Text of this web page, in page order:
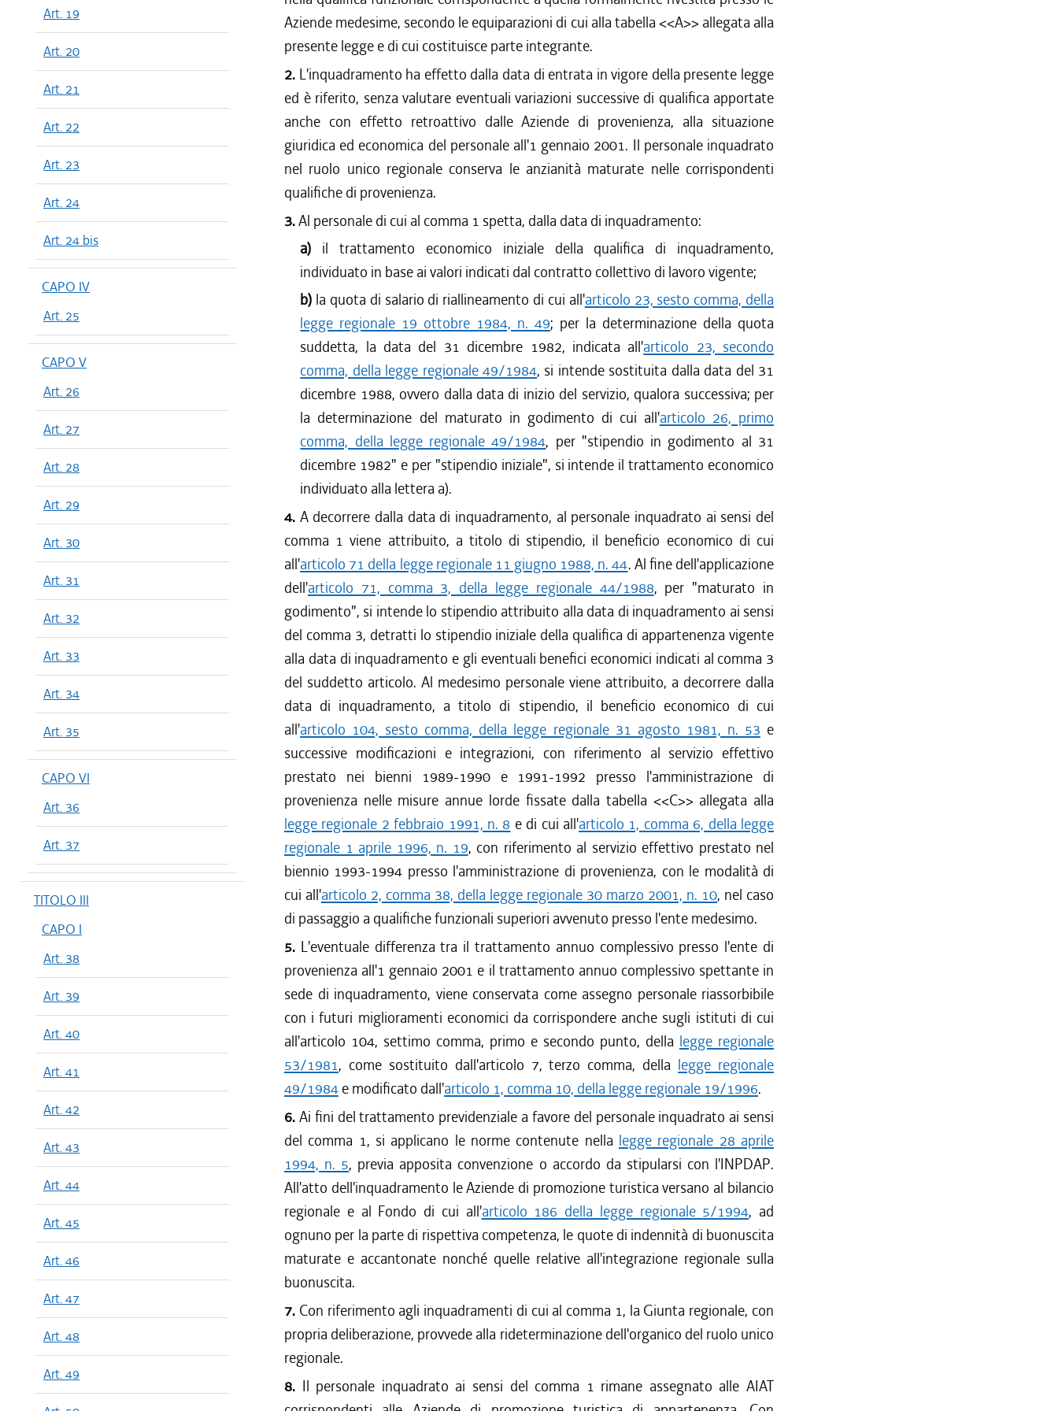
Art. 19
Art. 20
Art. 21
Art. 22
Art. 23
Art. 24
Art. 24 bis
CAPO IV
Art. 25
CAPO V
Art. 26
Art. 27
Art. 28
Art. 29
Art. 30
Art. 31
Art. 32
Art. 33
Art. 34
Art. 35
CAPO VI
Art. 36
Art. 37
TITOLO III
CAPO I
Art. 38
Art. 39
Art. 40
Art. 41
Art. 42
Art. 43
Art. 44
Art. 45
Art. 46
Art. 47
Art. 48
Art. 49
dal 06/08/2009 al 31/12/2009
dal 16/07/2009 al 05/08/2009
dal 11/06/2009 al 15/07/2009
dal 30/04/2009 al 10/06/2009
dal 01/01/2009 al 29/04/2009
dal 13/12/2008 al 31/12/2008
dal 27/11/2008 al 12/12/2008
dal 01/01/2008 al 26/11/2008
dal 03/05/2007 al 31/12/2007
dal 01/01/2006 al 20/12/2006
dal 10/12/2005 al 31/12/2005
dal 06/09/2005 al 09/12/2005
dal 01/01/2005 al 05/09/2005
dal 24/06/2004 al 31/12/2004
dal 27/12/2003 al 23/06/2004
dal 05/05/2003 al 26/12/2003
dal 28/08/2002 al 04/05/2003
dal 31/05/2002 al 27/08/2002
dal 02/02/2002 al 30/05/2002
Aziende medesime, secondo le equiparazioni di cui alla tabella <<A>> allegata alla
presente legge e di cui costituisce parte integrante.
2. L'inquadramento ha effetto dalla data di entrata in vigore della presente legge
ed è riferito, senza valutare eventuali variazioni successive di qualifica apportate
anche con effetto retroattivo dalle Aziende di provenienza, alla situazione
giuridica ed economica del personale all'1 gennaio 2001. Il personale inquadrato
nel ruolo unico regionale conserva le anzianità maturate nelle corrispondenti
qualifiche di provenienza.
3.Al personale di cui al comma 1 spetta, dalla data di inquadramento:
a) il trattamento economico iniziale della qualifica di inquadramento,
individuato in base ai valori indicati dal contratto collettivo di lavoro vigente;
b) la quota di salario di riallineamento di cui all'articolo 23, sesto comma, della
legge regionale 19 ottobre 1984, n. 49; per la determinazione della quota
suddetta, la data del 31 dicembre 1982, indicata all'articolo 23, secondo
comma, della legge regionale 49/1984, si intende sostituita dalla data del 31
dicembre 1988, ovvero dalla data di inizio del servizio, qualora successiva; per
la determinazione del maturato in godimento di cui all'articolo 26, primo
comma, della legge regionale 49/1984, per "stipendio in godimento al 31
dicembre 1982" e per "stipendio iniziale", si intende il trattamento economico
individuato alla lettera a).
4. A decorrere dalla data di inquadramento, al personale inquadrato ai sensi del
comma 1 viene attribuito, a titolo di stipendio, il beneficio economico di cui
all'articolo 71 della legge regionale 11 giugno 1988, n. 44. Al fine dell'applicazione
dell'articolo 71, comma 3, della legge regionale 44/1988, per "maturato in
godimento", si intende lo stipendio attribuito alla data di inquadramento ai sensi
del comma 3, detratti lo stipendio iniziale della qualifica di appartenenza vigente
alla data di inquadramento e gli eventuali benefici economici indicati al comma 3
del suddetto articolo. Al medesimo personale viene attribuito, a decorrere dalla
data di inquadramento, a titolo di stipendio, il beneficio economico di cui
all'articolo 104, sesto comma, della legge regionale 31 agosto 1981, n. 53 e
successive modificazioni e integrazioni, con riferimento al servizio effettivo
prestato nei bienni 1989-1990 e 1991-1992 presso l'amministrazione di
provenienza nelle misure annue lorde fissate dalla tabella <<C>> allegata alla
legge regionale 2 febbraio 1991, n. 8 e di cui all'articolo 1, comma 6, della legge
regionale 1 aprile 1996, n. 19, con riferimento al servizio effettivo prestato nel
biennio 1993-1994 presso l'amministrazione di provenienza, con le modalità di
cui all'articolo 2, comma 38, della legge regionale 30 marzo 2001, n. 10, nel caso
di passaggio a qualifiche funzionali superiori avvenuto presso l'ente medesimo.
5. L'eventuale differenza tra il trattamento annuo complessivo presso l'ente di
provenienza all'1 gennaio 2001 e il trattamento annuo complessivo spettante in
sede di inquadramento, viene conservata come assegno personale riassorbibile
con i futuri miglioramenti economici da corrispondere anche sugli istituti di cui
all'articolo 104, settimo comma, primo e secondo punto, della legge regionale
53/1981, come sostituito dall'articolo 7, terzo comma, della legge regionale
49/1984 e modificato dall'articolo 1, comma 10, della legge regionale 19/1996.
6. Ai fini del trattamento previdenziale a favore del personale inquadrato ai sensi
del comma 1, si applicano le norme contenute nella legge regionale 28 aprile
1994, n. 5, previa apposita convenzione o accordo da stipularsi con l'INPDAP.
All'atto dell'inquadramento le Aziende di promozione turistica versano al bilancio
regionale e al Fondo di cui all'articolo 186 della legge regionale 5/1994, ad
ognuno per la parte di rispettiva competenza, le quote di indennità di buonuscita
maturate e accantonate nonché quelle relative all'integrazione regionale sulla
buonuscita.
7. Con riferimento agli inquadramenti di cui al comma 1, la Giunta regionale, con
propria deliberazione, provvede alla rideterminazione dell'organico del ruolo unico
regionale.
8. Il personale inquadrato ai sensi del comma 1 rimane assegnato alle AIAT